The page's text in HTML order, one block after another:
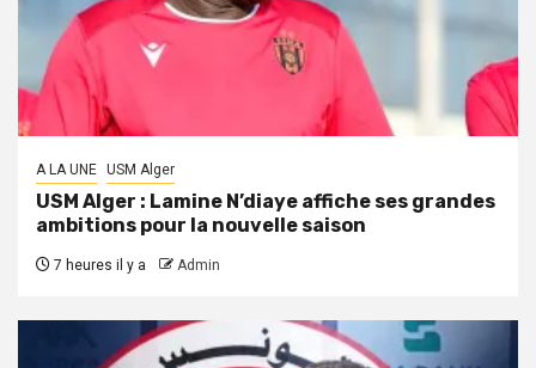
A LA UNE USM Alger
USM Alger : Lamine N’diaye affiche ses grandes
ambitions pour la nouvelle saison
7 heures il y a Admin